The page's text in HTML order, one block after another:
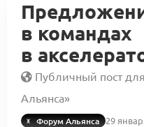
в командах
в
Публичный пост
Альянса»
Форум Альянса 29